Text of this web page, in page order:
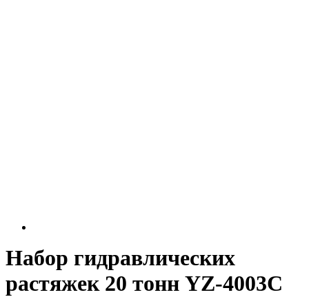
Набор гидравлических
растяжек 20 тонн YZ-4003C